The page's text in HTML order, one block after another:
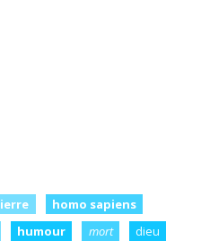
homo sapiens
humour mort dieu